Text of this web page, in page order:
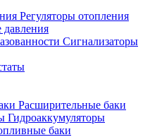
Регуляторы отопления
давления
Сигнализаторы
Расширительные баки
Гидроаккумуляторы
баки